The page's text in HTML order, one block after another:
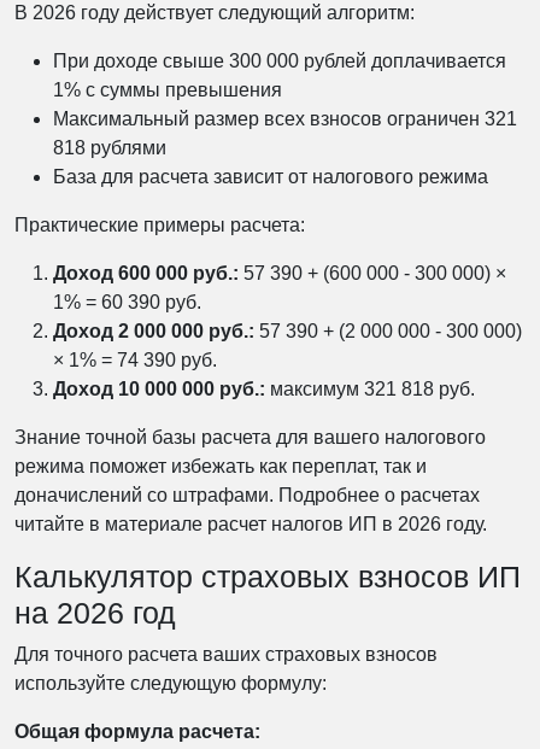
В 2026 году действует следующий алгоритм:
При доходе свыше 300 000 рублей доплачивается
1% с суммы превышения
Максимальный размер всех взносов ограничен 321
818 рублями
База для расчета зависит от налогового режима
Практические примеры расчета:
Доход 600 000 руб.: 57 390 + (600 000 - 300 000) ×
1% = 60 390 руб.
Доход 2 000 000 руб.: 57 390 + (2 000 000 - 300 000)
× 1% = 74 390 руб.
Доход 10 000 000 руб.: максимум 321 818 руб.
Знание точной базы расчета для вашего налогового
режима поможет избежать как переплат, так и
доначислений со штрафами. Подробнее о расчетах
читайте в материале расчет налогов ИП в 2026 году.
Калькулятор страховых взносов ИП
на 2026 год
Для точного расчета ваших страховых взносов
используйте следующую формулу:
Общая формула расчета: